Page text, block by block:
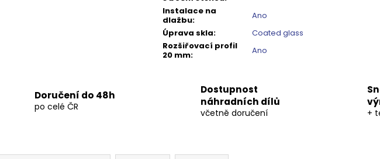
Instalace na
dlažbu:
Ano
Úprava skla:
Coated glass
Rozšiřovací profil
20 mm: Ano
Doručení do 48h
po celé ČR
Dostupnost
náhradních dílů
včetně doručení +